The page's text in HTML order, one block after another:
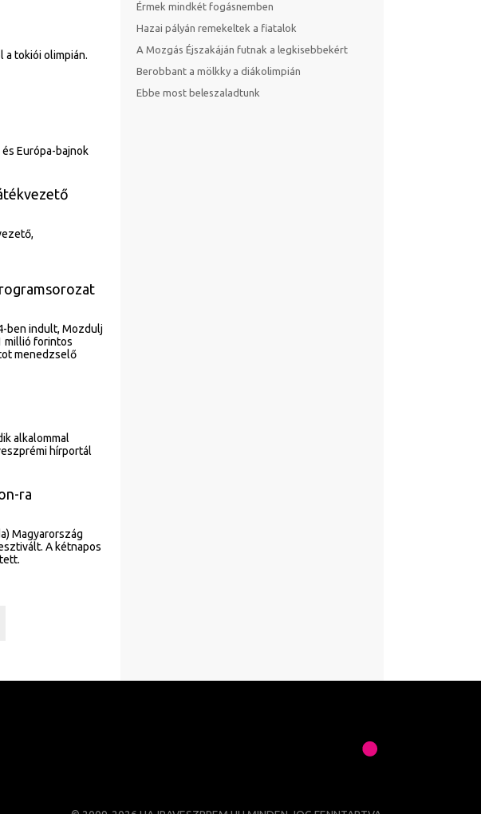
a tokiói olimpián.
Európa-bajnok
ben indult, Mozdulj
millió forintos
menedzselő
alkalommal
hírportál
ra
Magyarország
A kétnapos
Érmek mindkét fogásnemben
Hazai pályán remekeltek a fiatalok
A Mozgás Éjszakáján futnak a legkisebbekért
Berobbant a mölkky a diákolimpián
Ebbe most beleszaladtunk